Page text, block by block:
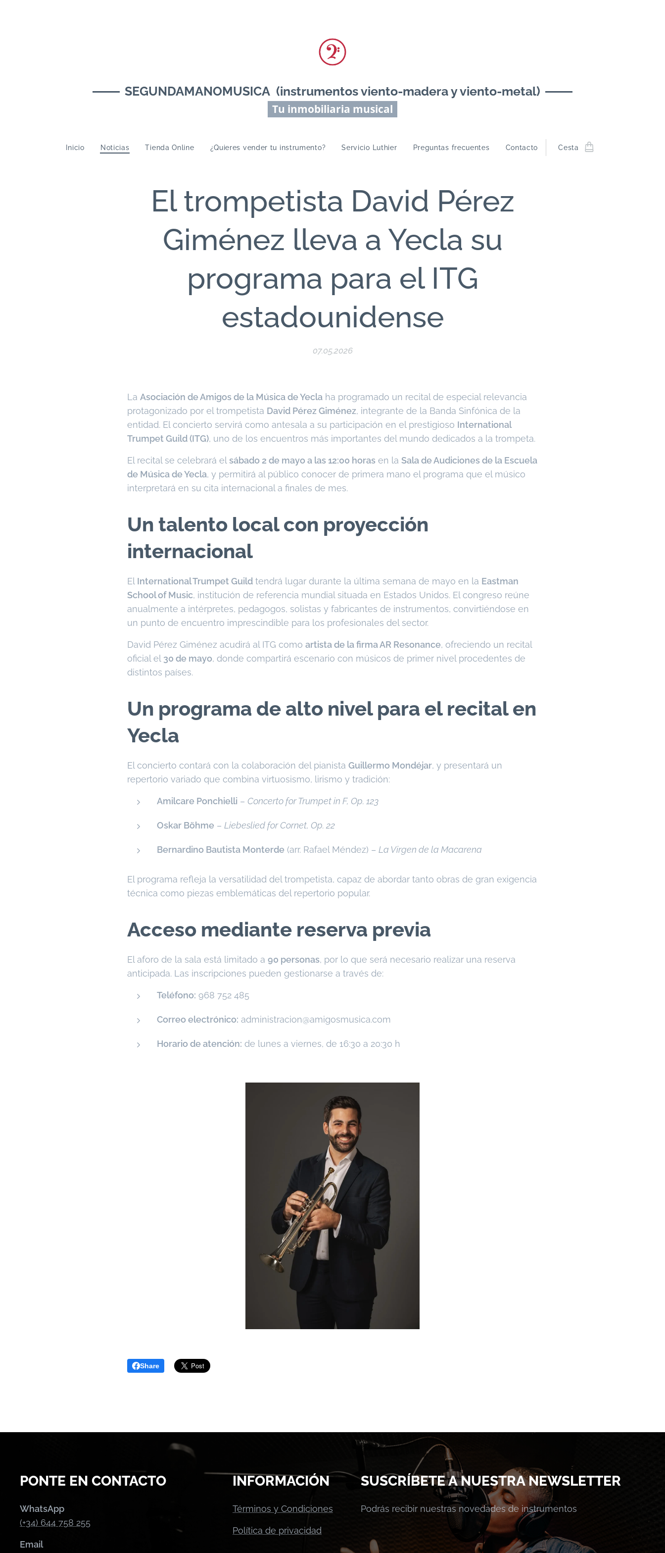
SEGUNDAMANOMUSICA (instrumentos viento-madera y viento-metal)
Tu inmobiliaria musical
Inicio Noticias Tienda Online ¿Quieres vender tu instrumento? Servicio Luthier Preguntas frecuentes Contacto Cesta
El trompetista David Pérez
Giménez lleva a Yecla su
programa para el ITG
estadounidense
07.05.2026
La Asociación de Amigos de la Música de Yecla ha programado un recital de especial relevancia
protagonizado por el trompetista David Pérez Giménez, integrante de la Banda Sinfónica de la
entidad. El concierto servirá como antesala a su participación en el prestigioso International
Trumpet Guild (ITG), uno de los encuentros más importantes del mundo dedicados a la trompeta.
El recital se celebrará el sábado 2 de mayo a las 12:00 horas en la Sala de Audiciones de la Escuela
de Música de Yecla, y permitirá al público conocer de primera mano el programa que el músico
interpretará en su cita internacional a finales de mes.
Un talento local con proyección
internacional
El International Trumpet Guild tendrá lugar durante la última semana de mayo en la Eastman
School of Music, institución de referencia mundial situada en Estados Unidos. El congreso reúne
anualmente a intérpretes, pedagogos, solistas y fabricantes de instrumentos, convirtiéndose en
un punto de encuentro imprescindible para los profesionales del sector.
David Pérez Giménez acudirá al ITG como artista de la firma AR Resonance, ofreciendo un recital
oficial el 30 de mayo, donde compartirá escenario con músicos de primer nivel procedentes de
distintos países.
Un programa de alto nivel para el recital en
Yecla
El concierto contará con la colaboración del pianista Guillermo Mondéjar, y presentará un
repertorio variado que combina virtuosismo, lirismo y tradición:
Amilcare Ponchielli – Concerto for Trumpet in F, Op. 123
Oskar Böhme – Liebeslied for Cornet, Op. 22
Bernardino Bautista Monterde (arr. Rafael Méndez) – La Virgen de la Macarena
El programa refleja la versatilidad del trompetista, capaz de abordar tanto obras de gran exigencia
técnica como piezas emblemáticas del repertorio popular.
Acceso mediante reserva previa
El aforo de la sala está limitado a 90 personas, por lo que será necesario realizar una reserva
anticipada. Las inscripciones pueden gestionarse a través de:
Teléfono: 968 752 485
Correo electrónico: administracion@amigosmusica.com
Horario de atención: de lunes a viernes, de 16:30 a 20:30 h
Share
PONTE EN CONTACTO
WhatsApp
(+34) 644 758 255
Email
INFORMACIÓN
Términos y Condiciones
Política de privacidad
SUSCRÍBETE A NUESTRA NEWSLETTER
Podrás recibir nuestras novedades de instrumentos